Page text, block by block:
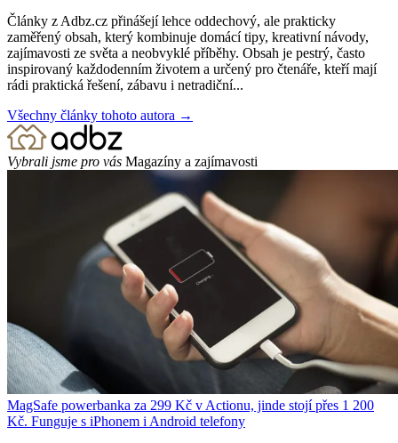
Články z Adbz.cz přinášejí lehce oddechový, ale prakticky
zaměřený obsah, který kombinuje domácí tipy, kreativní návody,
zajímavosti ze světa a neobvyklé příběhy. Obsah je pestrý, často
inspirovaný každodenním životem a určený pro čtenáře, kteří mají
rádi praktická řešení, zábavu i netradiční...
Všechny články tohoto autora →
Vybrali jsme pro vás Magazíny a zajímavosti
MagSafe powerbanka za 299 Kč v Actionu, jinde stojí přes 1 200
Kč. Funguje s iPhonem i Android telefony